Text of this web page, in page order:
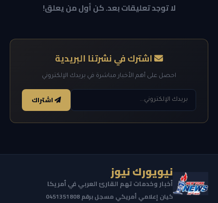
لا توجد تعليقات بعد. كن أول من يعلق!
اشترك في نشرتنا البريدية
احصل على أهم الأخبار مباشرة في بريدك الإلكتروني
اشتراك
نيويورك نيوز
أخبار وخدمات تهم القارئ العربي في أمريكا
كيان إعلامي أمريكي مسجل برقم 0451351808